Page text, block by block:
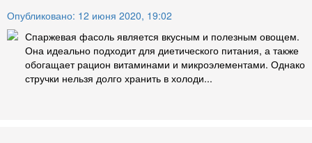
Опубликовано: 12 июня 2020, 19:02
Спаржевая фасоль является вкусным и полезным овощем.
Она идеально подходит для диетического питания, а также
обогащает рацион витаминами и микроэлементами. Однако
стручки нельзя долго хранить в холоди...